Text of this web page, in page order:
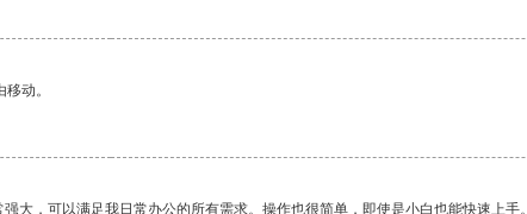
动。
，可以满足我日常办公的所有需求。操作也很简单，即使是小白也能快速上手。